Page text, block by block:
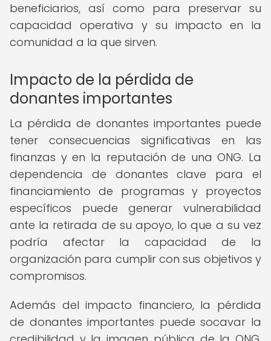
beneficiarios, así como para preservar su
capacidad operativa y su impacto en la
comunidad a la que sirven.
Impacto de la pérdida de
donantes importantes
La pérdida de donantes importantes puede
tener consecuencias significativas en las
finanzas y en la reputación de una ONG. La
dependencia de donantes clave para el
financiamiento de programas y proyectos
específicos puede generar vulnerabilidad
ante la retirada de su apoyo, lo que a su vez
podría afectar la capacidad de la
organización para cumplir con sus objetivos y
compromisos.
Además del impacto financiero, la pérdida
de donantes importantes puede socavar la